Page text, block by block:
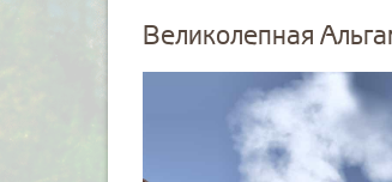
Великолепная